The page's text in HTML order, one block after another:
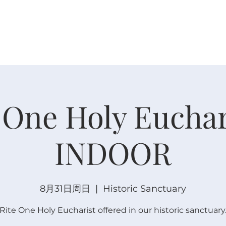
Holy
INDOOR
8月31日周日
  |
Historic Sanctuary
Rite One Holy Eucharist offered in our historic sanctuary.